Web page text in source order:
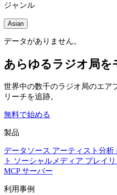
ジャンル
Asian
データがありません。
あらゆるラジオ局を
世界中の数千のラジオ局のエア
リーチを追跡。
無料で始める
製品
データソース アーティスト分析
ト ソーシャルメディア プレイリ
MCP サーバー
利用事例